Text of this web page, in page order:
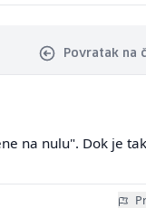
Povratak na
na nulu". Dok je